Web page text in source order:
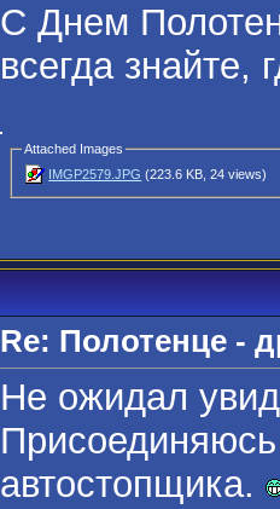
С Днем
всегда знайте,
Attached Images
IMGP2579.JPG (223.6 KB, 24 views)
Re: Полотенце -
Не ожидал
автостопщика.